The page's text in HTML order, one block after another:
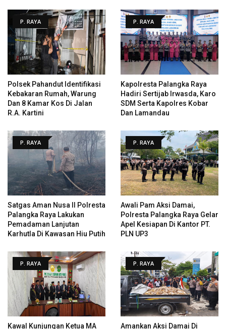
P. RAYA
Polsek Pahandut Identifikasi
Kebakaran Rumah, Warung
Dan 8 Kamar Kos Di Jalan
R.A. Kartini
P. RAYA
Kapolresta Palangka Raya
Hadiri Sertijab Irwasda, Karo
SDM Serta Kapolres Kobar
Dan Lamandau
P. RAYA
Satgas Aman Nusa II Polresta
Palangka Raya Lakukan
Pemadaman Lanjutan
Karhutla Di Kawasan Hiu Putih
P. RAYA
Awali Pam Aksi Damai,
Polresta Palangka Raya Gelar
Apel Kesiapan Di Kantor PT.
PLN UP3
P. RAYA
Kawal Kunjungan Ketua MA
P. RAYA
Amankan Aksi Damai Di